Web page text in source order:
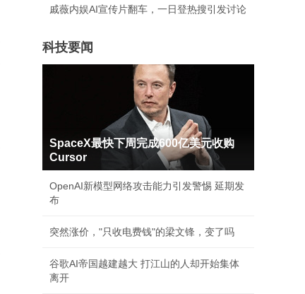
戚薇内娱AI宣传片翻车，一日登热搜引发讨论
科技要闻
SpaceX最快下周完成600亿美元收购
Cursor
OpenAI新模型网络攻击能力引发警惕 延期发
布
突然涨价，"只收电费钱"的梁文锋，变了吗
谷歌AI帝国越建越大 打江山的人却开始集体
离开